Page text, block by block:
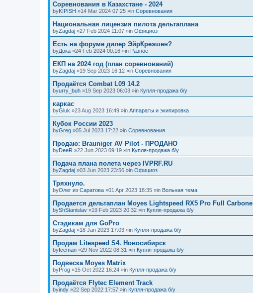
Соревнования в Казахстане - 2024
byKIPISH »14 Mar 2024 07:25 »in Соревнования
Национальная лицензия пилота дельтаплана
byZagdaj »27 Feb 2024 11:07 »in Официоз
Есть на форуме дилер ЭйрКреэшен?
byДока »24 Feb 2024 00:16 »in Разное
ЕКП на 2024 год (план соревнований)
byZagdaj »19 Sep 2023 16:12 »in Соревнования
Продаётся Combat L09 14.2
byurry_buh »19 Sep 2023 06:03 »in Купля-продажа б/у
каркас
byGluk »23 Aug 2023 16:49 »in Аппараты и экипировка
Кубок России 2023
byGreg »05 Jul 2023 17:22 »in Соревнования
Продаю: Brauniger AV Pilot - ПРОДАНО
byDeeR »22 Jun 2023 09:19 »in Купля-продажа б/у
Подача плана полета через IVPRF.RU
byZagdaj »03 Jun 2023 23:56 »in Официоз
Тряхнуло.
byОлег из Саратова »01 Apr 2023 18:35 »in Вольная тема
Продается дельтаплан Moyes Lightspeed RX5 Pro Full Carbone
byShStanislav »19 Feb 2023 20:32 »in Купля-продажа б/у
Стэдикам для GoPro
byZagdaj »18 Jan 2023 17:03 »in Купля-продажа б/у
Продам Litespeed S4. Новосибирск
byIceman »29 Nov 2022 08:31 »in Купля-продажа б/у
Подвеска Moyes Matrix
byProg »15 Oct 2022 16:24 »in Купля-продажа б/у
Продаётся Flytec Element Track
byindy »22 Sep 2022 17:57 »in Купля-продажа б/у